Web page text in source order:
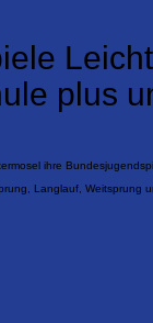
plus
ihre
Langlauf, Weitsprung